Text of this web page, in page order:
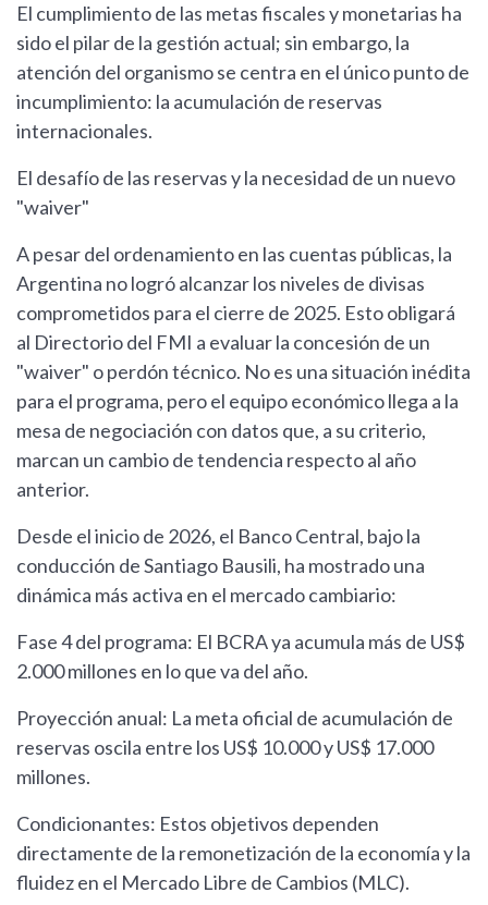
El cumplimiento de las metas fiscales y monetarias ha
sido el pilar de la gestión actual; sin embargo, la
atención del organismo se centra en el único punto de
incumplimiento: la acumulación de reservas
internacionales.
El desafío de las reservas y la necesidad de un nuevo
"waiver"
A pesar del ordenamiento en las cuentas públicas, la
Argentina no logró alcanzar los niveles de divisas
comprometidos para el cierre de 2025. Esto obligará
al Directorio del FMI a evaluar la concesión de un
"waiver" o perdón técnico. No es una situación inédita
para el programa, pero el equipo económico llega a la
mesa de negociación con datos que, a su criterio,
marcan un cambio de tendencia respecto al año
anterior.
Desde el inicio de 2026, el Banco Central, bajo la
conducción de Santiago Bausili, ha mostrado una
dinámica más activa en el mercado cambiario:
Fase 4 del programa: El BCRA ya acumula más de US$
2.000 millones en lo que va del año.
Proyección anual: La meta oficial de acumulación de
reservas oscila entre los US$ 10.000 y US$ 17.000
millones.
Condicionantes: Estos objetivos dependen
directamente de la remonetización de la economía y la
fluidez en el Mercado Libre de Cambios (MLC).